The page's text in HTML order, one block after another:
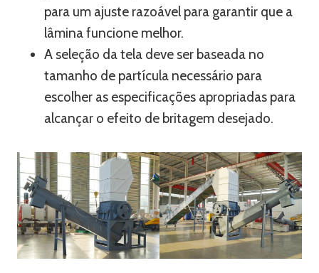
para um ajuste razoável para garantir que a
lâmina funcione melhor.
A seleção da tela deve ser baseada no
tamanho de partícula necessário para
escolher as especificações apropriadas para
alcançar o efeito de britagem desejado.